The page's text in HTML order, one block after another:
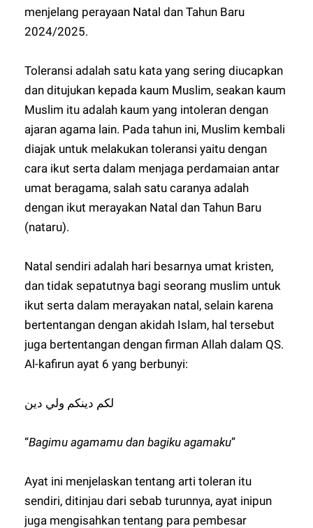
menjelang perayaan Natal dan Tahun Baru
2024/2025.
Toleransi adalah satu kata yang sering diucapkan
dan ditujukan kepada kaum Muslim, seakan kaum
Muslim itu adalah kaum yang intoleran dengan
ajaran agama lain. Pada tahun ini, Muslim kembali
diajak untuk melakukan toleransi yaitu dengan
cara ikut serta dalam menjaga perdamaian antar
umat beragama, salah satu caranya adalah
dengan ikut merayakan Natal dan Tahun Baru
(nataru).
Natal sendiri adalah hari besarnya umat kristen,
dan tidak sepatutnya bagi seorang muslim untuk
ikut serta dalam merayakan natal, selain karena
bertentangan dengan akidah Islam, hal tersebut
juga bertentangan dengan firman Allah dalam QS.
Al-kafirun ayat 6 yang berbunyi:
لكم دينكم ولي دين
“Bagimu agamamu dan bagiku agamaku”
Ayat ini menjelaskan tentang arti toleran itu
sendiri, ditinjau dari sebab turunnya, ayat inipun
juga mengisahkan tentang para pembesar